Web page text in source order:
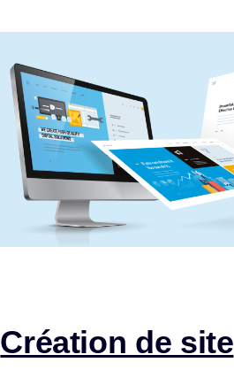
Création de site